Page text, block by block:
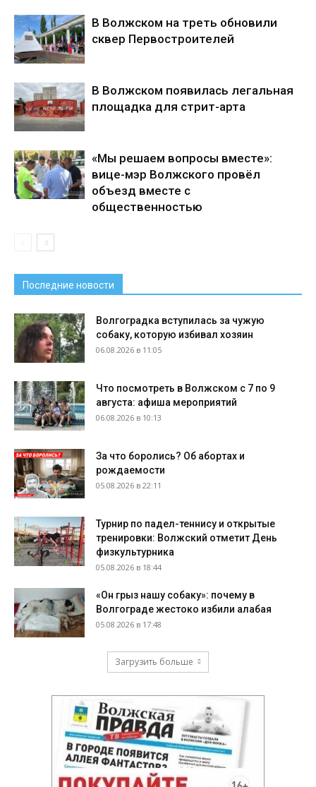
В Волжском на треть обновили
сквер Первостроителей
В Волжском появилась легальная
площадка для стрит-арта
«Мы решаем вопросы вместе»:
вице-мэр Волжского провёл
объезд вместе с
общественностью
Последние новости
Волгоградка вступилась за чужую
собаку, которую избивал хозяин
06.08.2026 в 11:05
Что посмотреть в Волжском с 7 по 9
августа: афиша мероприятий
06.08.2026 в 10:13
За что боролись? Об абортах и
рождаемости
05.08.2026 в 22:11
Турнир по падел-теннису и открытые
тренировки: Волжский отметит День
физкультурника
05.08.2026 в 18:44
«Он грыз нашу собаку»: почему в
Волгограде жестоко избили алабая
05.08.2026 в 17:48
Загрузить больше